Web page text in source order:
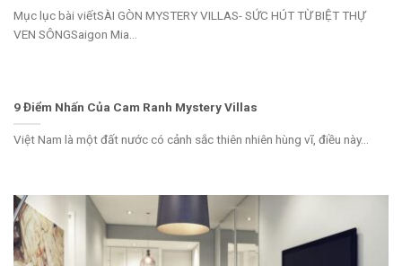
Mục lục bài viếtSÀI GÒN MYSTERY VILLAS- SỨC HÚT TỪ BIỆT THỰ
VEN SÔNGSaigon Mia...
9 Điểm Nhấn Của Cam Ranh Mystery Villas
Việt Nam là một đất nước có cảnh sắc thiên nhiên hùng vĩ, điều này...